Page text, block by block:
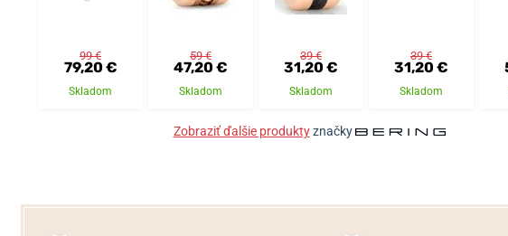
99 €
79,20 €
Skladom
59 €
47,20 €
Skladom
39 €
31,20 €
Skladom
39 €
31,20 €
Skladom
Zobraziť ďalšie produktyznačky